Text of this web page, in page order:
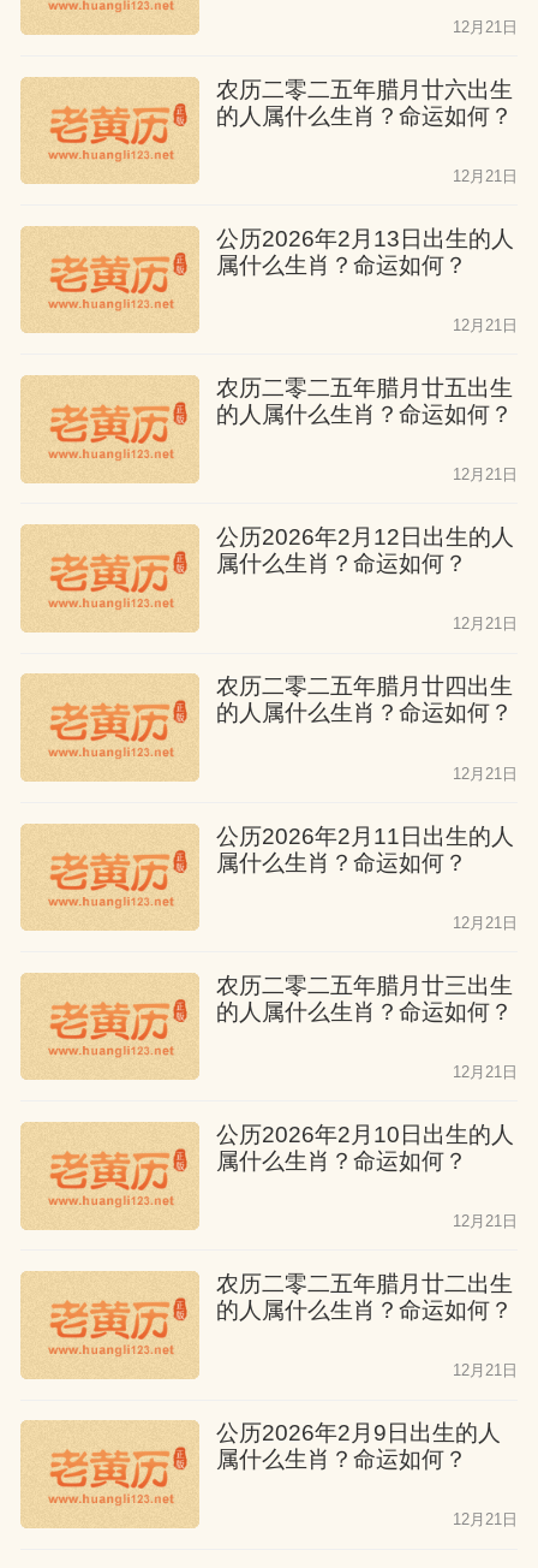
龙。他们晚年多在传统文化传承、慈善事
业中找到终极价值。
属龙人开运指南
聚财吉位，可摆放黄水晶或龙形摆件增强
运势；适合从事金融投资、科技创新等前
沿领域，每逢猴年、鼠年必有重大突破。
点）锻炼最利激发潜能。姻缘方面，鸡
年、鼠年桃花最旺，卧室正西方摆放金属
饰品可催旺情缘。2028年将开启十年大
运，现阶段宜专注专业深耕。牢记发挥“飞
龙在天”的进取精神，同时修习“潜龙勿
用”的隐忍智慧，佩戴黑曜石可助稳定气
场，定期登山望远能唤醒王者气概，让非
凡天赋转化为开天辟地的永恒动力。
12月21日
农历二零二五年腊月廿六出生
的人属什么生肖？命运如何？
12月21日
公历2026年2月13日出生的人
属什么生肖？命运如何？
12月21日
农历二零二五年腊月廿五出生
的人属什么生肖？命运如何？
12月21日
公历2026年2月12日出生的人
属什么生肖？命运如何？
12月21日
农历二零二五年腊月廿四出生
的人属什么生肖？命运如何？
12月21日
公历2026年2月11日出生的人
属什么生肖？命运如何？
12月21日
农历二零二五年腊月廿三出生
的人属什么生肖？命运如何？
12月21日
公历2026年2月10日出生的人
属什么生肖？命运如何？
12月21日
农历二零二五年腊月廿二出生
的人属什么生肖？命运如何？
12月21日
公历2026年2月9日出生的人
属什么生肖？命运如何？
12月21日